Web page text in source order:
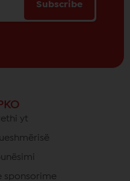
Subscribe
yt
sponsorime